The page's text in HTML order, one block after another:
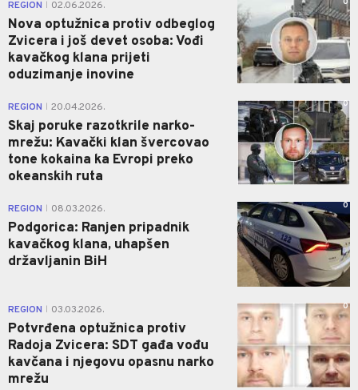
REGION 02.06.2026.
Nova optužnica protiv odbeglog
Zvicera i još devet osoba: Vođi
kavačkog klana prijeti
oduzimanje inovine
0
REGION 20.04.2026.
Skaj poruke razotkrile narko-
mrežu: Kavački klan švercovao
tone kokaina ka Evropi preko
okeanskih ruta
0
REGION 08.03.2026.
Podgorica: Ranjen pripadnik
kavačkog klana, uhapšen
državljanin BiH
0
REGION 03.03.2026.
Potvrđena optužnica protiv
Radoja Zvicera: SDT gađa vođu
kavčana i njegovu opasnu narko
mrežu
0